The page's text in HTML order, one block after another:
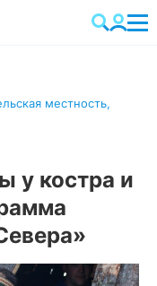
местность,
у костра и